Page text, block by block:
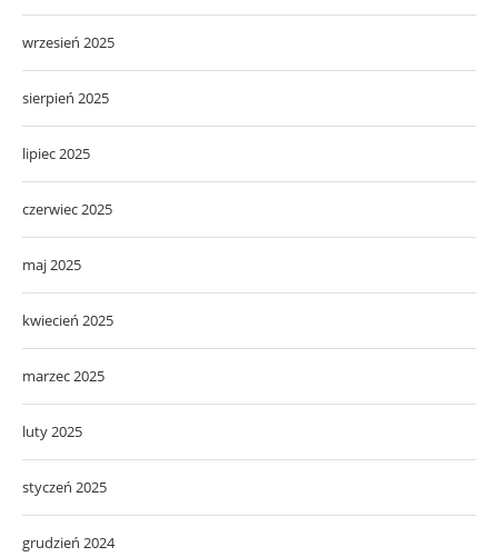
wrzesień 2025
sierpień 2025
lipiec 2025
czerwiec 2025
maj 2025
kwiecień 2025
marzec 2025
luty 2025
styczeń 2025
grudzień 2024